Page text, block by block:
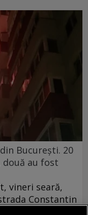
București. 20
două au fost
vineri seară,
Constantin